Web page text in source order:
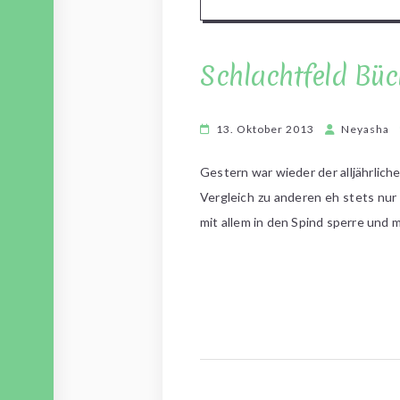
Schlachtfeld
13. Oktober 2013 Neyasha
Gestern war wieder der
Vergleich zu anderen eh stets
mit allem in den Spind sperre und